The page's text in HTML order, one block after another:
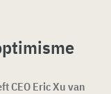
CEO Eric Xu van